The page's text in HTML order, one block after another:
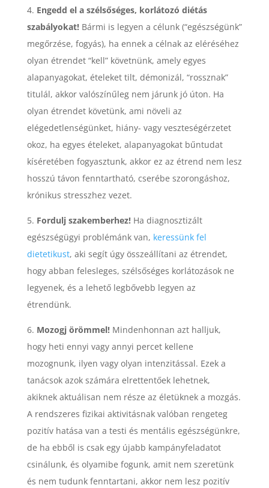
4. Engedd el a szélsőséges, korlátozó diétás
szabályokat!Bármi is legyen a célunk (“egészségünk”
megőrzése, fogyás), ha ennek a célnak az eléréséhez
olyan étrendet “kell” követnünk, amely egyes
alapanyagokat, ételeket tilt, démonizál, “rossznak”
titulál, akkor valószínűleg nem járunk jó úton. Ha
olyan étrendet követünk, ami növeli az
elégedetlenségünket, hiány- vagy veszteségérzetet
okoz, ha egyes ételeket, alapanyagokat bűntudat
kíséretében fogyasztunk, akkor ez az étrend nem lesz
hosszú távon fenntartható, cserébe szorongáshoz,
krónikus stresszhez vezet.
5. Fordulj szakemberhez!Ha diagnosztizált
egészségügyi problémánk van, keressünk fel
dietetikust, aki segít úgy összeállítani az étrendet,
hogy abban felesleges, szélsőséges korlátozások ne
legyenek, és a lehető legbővebb legyen az
étrendünk.
6. Mozogj örömmel!Mindenhonnan azt halljuk,
hogy heti ennyi vagy annyi percet kellene
mozognunk, ilyen vagy olyan intenzitással. Ezek a
tanácsok azok számára elrettentőek lehetnek,
akiknek aktuálisan nem része az életüknek a mozgás.
A rendszeres fizikai aktivitásnak valóban rengeteg
pozitív hatása van a testi és mentális egészségünkre,
de ha ebből is csak egy újabb kampányfeladatot
csinálunk, és olyamibe fogunk, amit nem szeretünk
és nem tudunk fenntartani, akkor nem lesz pozitív